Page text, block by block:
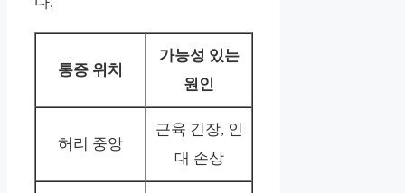
통증 위치
가능성 있는
원인
허리 중앙
근육 긴장, 인
대 손상